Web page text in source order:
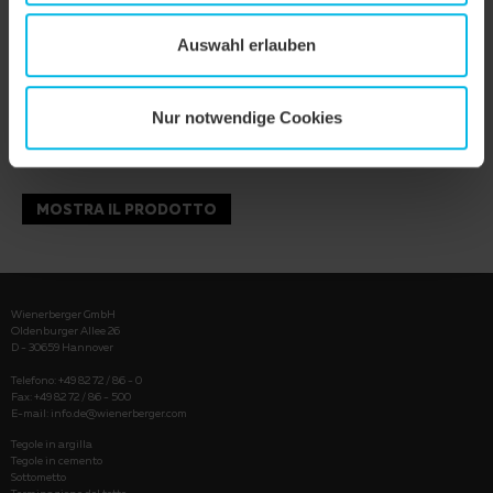
Auswahl erlauben
Nur notwendige Cookies
MOSTRA IL PRODOTTO
Wienerberger GmbH
Oldenburger Allee 26
D - 30659 Hannover
Telefono: +49 82 72 / 86 - 0
Fax: +49 82 72 / 86 - 500
E-mail: info.de@wienerberger.com
Tegole in argilla
Tegole in cemento
Sottometto